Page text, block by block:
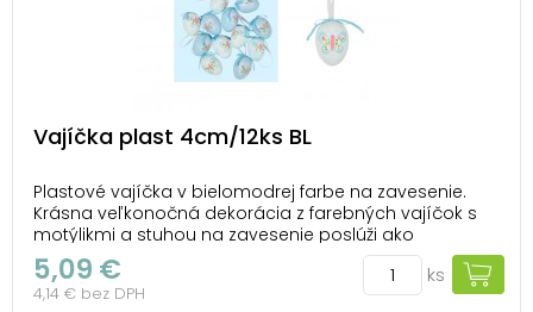
Vajíčka plast 4cm/12ks BL
Plastové vajíčka v bielomodrej farbe na zavesenie.
Krásna veľkonočná dekorácia z farebných vajíčok s
motýlikmi a stuhou na zavesenie poslúži ako
dekorácia do exteriéru alebo interiéru. Nalaďte sa s
nami na Veľkú noc! Balenie obsahuje: -12 ks dekorácií
(vajíčka) Veľkosť: 4 cm Dekorácia...
5,09 €
4,14 € bez DPH
ks